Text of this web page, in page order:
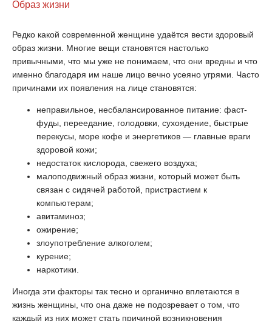
Образ жизни
Редко какой современной женщине удаётся вести здоровый
образ жизни. Многие вещи становятся настолько
привычными, что мы уже не понимаем, что они вредны и что
именно благодаря им наше лицо вечно усеяно угрями. Часто
причинами их появления на лице становятся:
неправильное, несбалансированное питание: фаст-
фуды, переедание, голодовки, сухоядение, быстрые
перекусы, море кофе и энергетиков — главные враги
здоровой кожи;
недостаток кислорода, свежего воздуха;
малоподвижный образ жизни, который может быть
связан с сидячей работой, пристрастием к
компьютерам;
авитаминоз;
ожирение;
злоупотребление алкоголем;
курение;
наркотики.
Иногда эти факторы так тесно и органично вплетаются в
жизнь женщины, что она даже не подозревает о том, что
каждый из них может стать причиной возникновения